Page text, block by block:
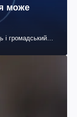
може
і громадський